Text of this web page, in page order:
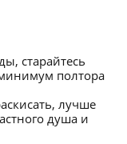
старайтесь
полтора
лучше
душа и